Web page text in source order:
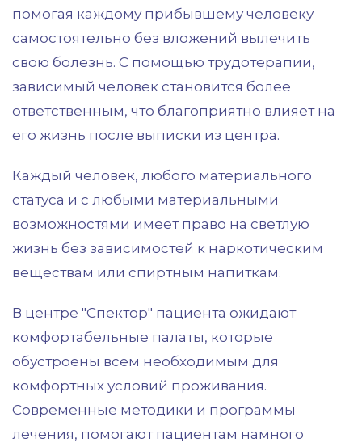
помогая каждому прибывшему человеку
самостоятельно без вложений вылечить
свою болезнь. С помощью трудотерапии,
зависимый человек становится более
ответственным, что благоприятно влияет на
его жизнь после выписки из центра.
Каждый человек, любого материального
статуса и с любыми материальными
возможностями имеет право на светлую
жизнь без зависимостей к наркотическим
веществам или спиртным напиткам.
В центре "Спектор" пациента ожидают
комфортабельные палаты, которые
обустроены всем необходимым для
комфортных условий проживания.
Современные методики и программы
лечения, помогают пациентам намного